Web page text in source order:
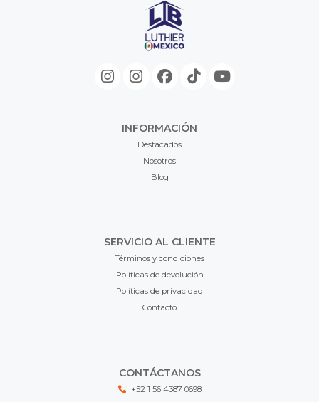
INFORMACIÓN
Destacados
Nosotros
Blog
SERVICIO AL CLIENTE
Términos y condiciones
Políticas de devolución
Políticas de privacidad
Contacto
CONTÁCTANOS
+52 1 56 4387 0698